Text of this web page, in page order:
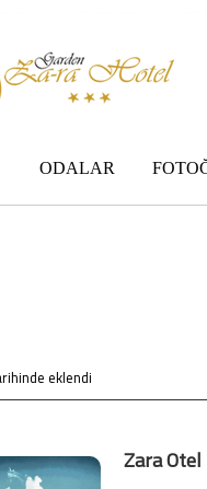
ODALAR
eklendi
Zara Otel